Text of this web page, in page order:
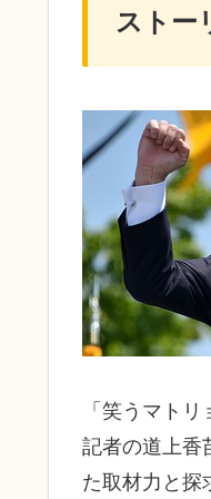
ストー
「笑うマト
記者の道上香
た取材力と探